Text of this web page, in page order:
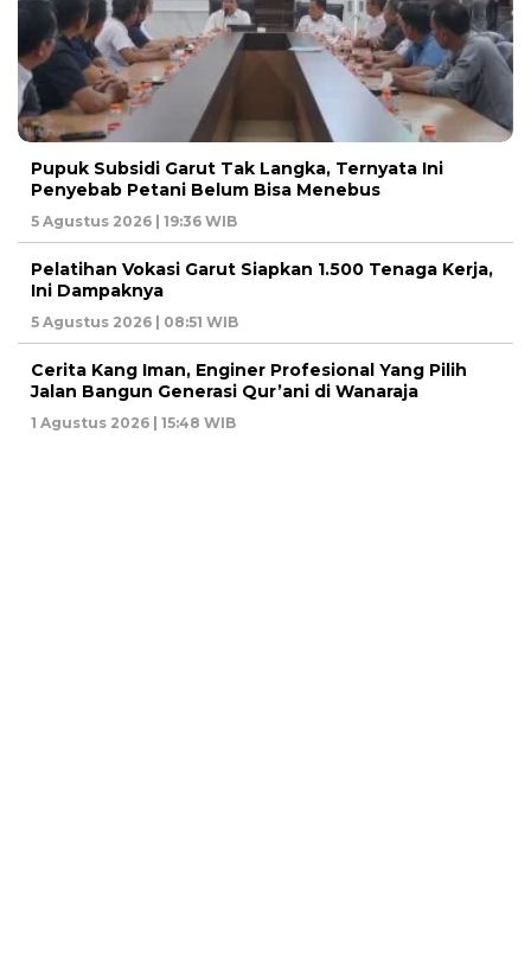
Pupuk Subsidi Garut Tak Langka, Ternyata Ini
Penyebab Petani Belum Bisa Menebus
5 Agustus 2026 | 19:36 WIB
Pelatihan Vokasi Garut Siapkan 1.500 Tenaga Kerja,
Ini Dampaknya
5 Agustus 2026 | 08:51 WIB
Cerita Kang Iman, Enginer Profesional Yang Pilih
Jalan Bangun Generasi Qur’ani di Wanaraja
1 Agustus 2026 | 15:48 WIB